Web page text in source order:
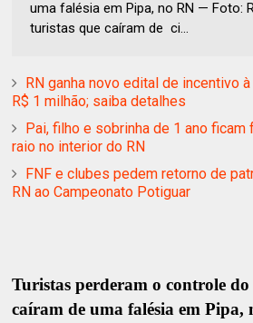
uma falésia em Pipa, no RN — Foto:
turistas que caíram de ci...
RN ganha novo edital de incentivo
R$ 1 milhão; saiba detalhes
Pai, filho e sobrinha de 1 ano
raio no interior do RN
FNF e clubes pedem retorno de
RN ao Campeonato Potiguar
Turistas perderam o controle
caíram de uma falésia em